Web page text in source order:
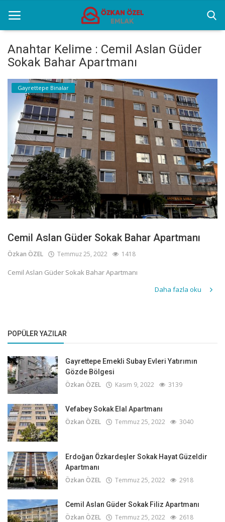
Gayrettepe Binalar
Sektörel Bilgiler
Galeri
İletişim
Türkçe
Anahtar Kelime : Cemil Aslan Güder
Sokak Bahar Apartmanı
Gayrettepe Binalar
Cemil Aslan Güder Sokak Bahar Apartmanı
Özkan ÖZEL Temmuz 25, 2022 1418
Cemil Aslan Güder Sokak Bahar Apartmanı
Daha fazla oku
POPÜLER YAZILAR
Gayrettepe Emekli Subay Evleri Yatırımın
Gözde Bölgesi
Özkan ÖZEL Kasım 9, 2022 3139
Vefabey Sokak Elal Apartmanı
Özkan ÖZEL Temmuz 25, 2022 3040
Erdoğan Özkardeşler Sokak Hayat Güzeldir
Apartmanı
Özkan ÖZEL Temmuz 25, 2022 2918
Cemil Aslan Güder Sokak Filiz Apartmanı
Özkan ÖZEL Temmuz 25, 2022 2618